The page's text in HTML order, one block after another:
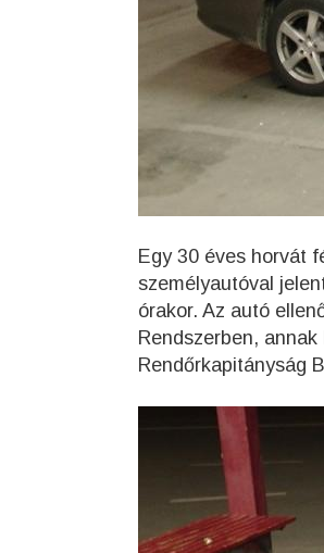
Egy 30 éves horvát
személyautóval
órakor. Az autó
Rendszerben,
Rendőrkapitányság